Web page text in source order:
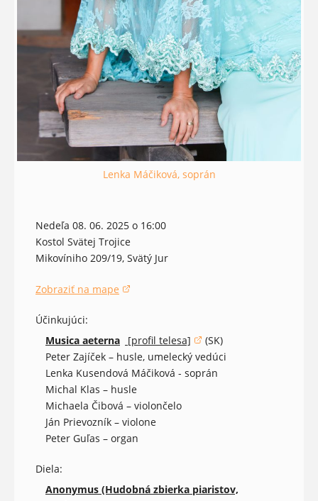
Nedeľa 08. 06. 2025 o 16:00
Kostol Svätej Trojice
Mikovíniho 209/19, Svätý Jur
Zobraziť na mape
(otvorí sa v novom okne)
Účinkujúci:
Musica aeterna
[profil telesa]
(otvorí sa v novom okne)
(SK)
Peter Zajíček – husle, umelecký vedúci
Lenka Kusendová Máčiková - soprán
Michal Klas – husle
Michaela Čibová – violončelo
Ján Prievozník – violone
Peter Guľas – organ
Diela:
Anonymus (Hudobná zbierka piaristov,
Lenka Máčiková, soprán